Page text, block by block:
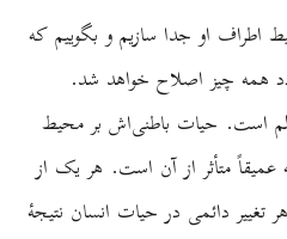
اطراف او جدا سازیم و بگوییم که
همه چیز اصلاح خواهد شد.
است. حیات باطنی‌اش بر محیط
عمیقاً متأثر از آن است. هر یک از
تغییر دائمی در حیات انسان نتیجۀ